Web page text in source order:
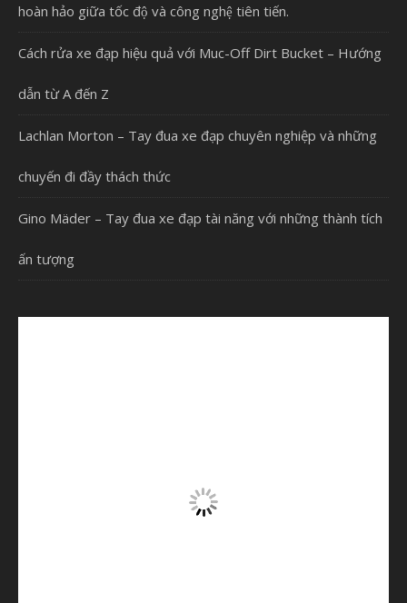
hoàn hảo giữa tốc độ và công nghệ tiên tiến.
Cách rửa xe đạp hiệu quả với Muc-Off Dirt Bucket – Hướng
dẫn từ A đến Z
Lachlan Morton – Tay đua xe đạp chuyên nghiệp và những
chuyến đi đầy thách thức
Gino Mäder – Tay đua xe đạp tài năng với những thành tích
ấn tượng